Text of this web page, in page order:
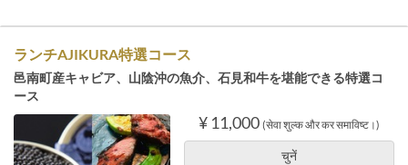
ランチAJIKURA特選コース
邑南町産キャビア、山陰沖の魚介、石見和牛を堪能できる特選コ
ース
¥ 11,000 (सेवा शुल्क और कर समाविष्ट।)
चुनें